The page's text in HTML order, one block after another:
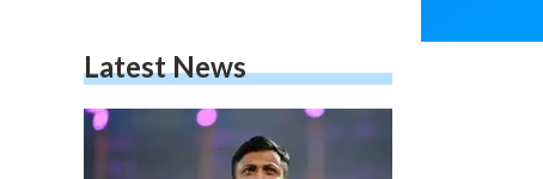
Latest News